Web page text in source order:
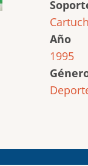
Año
1995